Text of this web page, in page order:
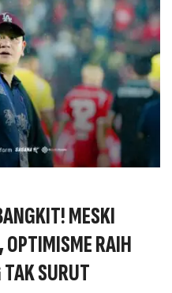
MESKI
RAIH
SURUT